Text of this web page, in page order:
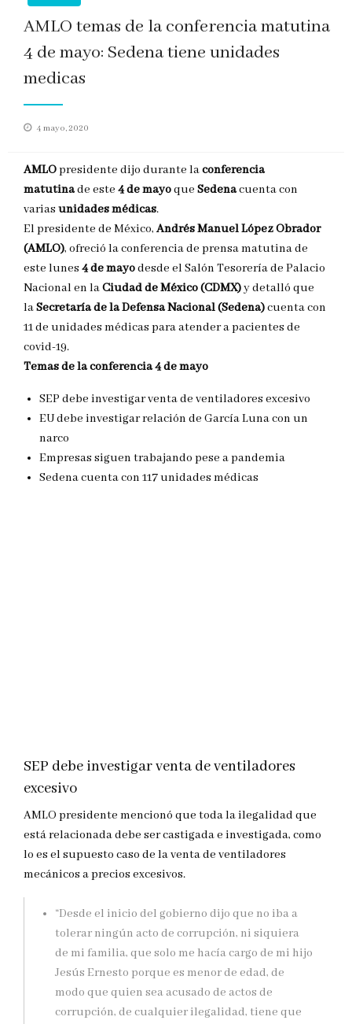
AMLO temas de la conferencia matutina
4 de mayo: Sedena tiene unidades
medicas
Publicado
4 mayo, 2020
AMLOpresidente dijo durante laconferencia
matutinade este 4 de mayoque Sedenacuenta con
varias unidades médicas.
El presidente de México, Andrés Manuel López Obrador
(AMLO), ofreció la conferencia de prensa matutina de
este lunes 4 de mayodesde el Salón Tesorería de Palacio
Nacional en laCiudad de México (CDMX)y detalló que
laSecretaría de la Defensa Nacional (Sedena)cuenta con
11 de unidades médicas para atender a pacientes de
covid-19.
Temas de la conferencia 4 de mayo
SEP debe investigar venta de ventiladores excesivo
EU debe investigar relación de García Luna con un
narco
Empresas siguen trabajando pese a pandemia
Sedena cuenta con 117 unidades médicas
SEP debe investigar venta de ventiladores
excesivo
AMLO presidente mencionó que toda la ilegalidad que
está relacionada debe ser castigada e investigada, como
lo es el supuesto caso de la venta de ventiladores
mecánicos a precios excesivos.
“Desde el inicio del gobierno dijo que no iba a
tolerar ningún acto de corrupción, ni siquiera
de mi familia, que solo me hacía cargo de mi hijo
Jesús Ernesto porque es menor de edad, de
modo que quien sea acusado de actos de
corrupción, de cualquier ilegalidad, tiene que